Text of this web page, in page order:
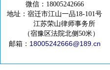
微信：18005242666
地址：宿迁市江山一品18-101号
江苏荣山律师事务所
（宿豫区法院北侧50米）
邮箱： 18005242666@189.cn